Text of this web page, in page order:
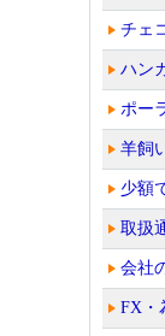
チェ
ハン
ポー
羊飼
少額
取扱
会社
FX・